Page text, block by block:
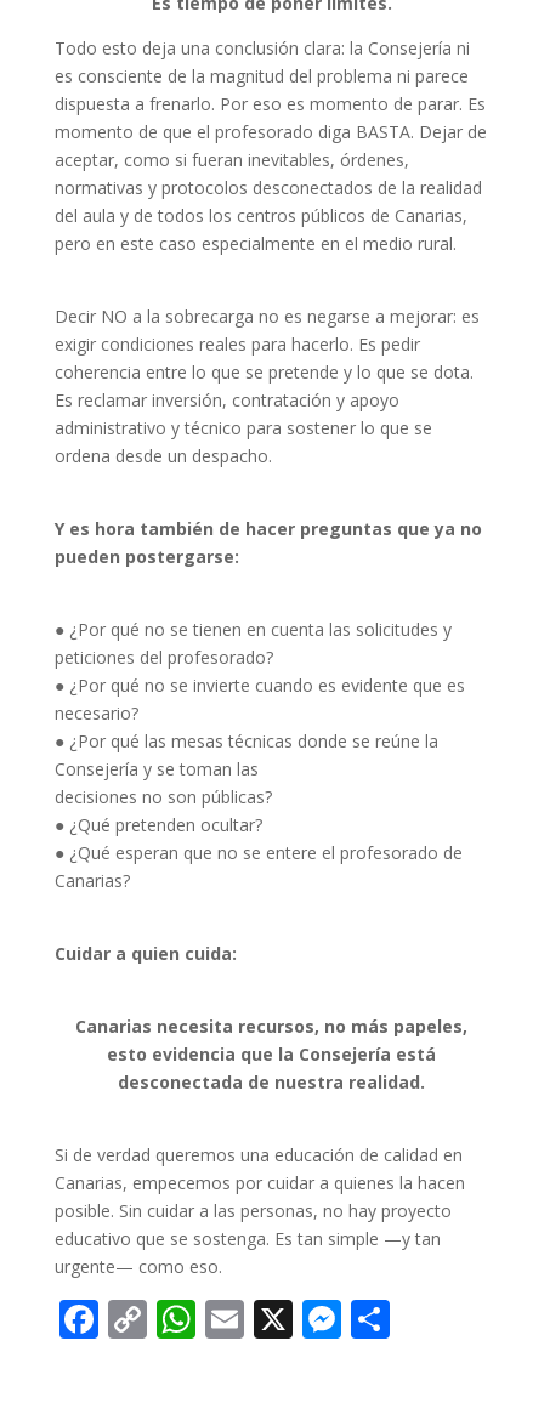
Todo esto deja una conclusión clara: la Consejería ni
es consciente de la magnitud del problema ni parece
dispuesta a frenarlo. Por eso es momento de parar. Es
momento de que el profesorado diga BASTA. Dejar de
aceptar, como si fueran inevitables, órdenes,
normativas y protocolos desconectados de la realidad
del aula y de todos los centros públicos de Canarias,
pero en este caso especialmente en el medio rural.
Decir NO a la sobrecarga no es negarse a mejorar: es
exigir condiciones reales para hacerlo. Es pedir
coherencia entre lo que se pretende y lo que se dota.
Es reclamar inversión, contratación y apoyo
administrativo y técnico para sostener lo que se
ordena desde un despacho.
Y es hora también de hacer preguntas que ya no
pueden postergarse:
● ¿Por qué no se tienen en cuenta las solicitudes y
peticiones del profesorado?
● ¿Por qué no se invierte cuando es evidente que es
necesario?
● ¿Por qué las mesas técnicas donde se reúne la
Consejería y se toman las
decisiones no son públicas?
● ¿Qué pretenden ocultar?
● ¿Qué esperan que no se entere el profesorado de
Canarias?
Cuidar a quien cuida:
Canarias necesita recursos, no más papeles,
esto evidencia que la Consejería está
desconectada de nuestra realidad.
Si de verdad queremos una educación de calidad en
Canarias, empecemos por cuidar a quienes la hacen
posible. Sin cuidar a las personas, no hay proyecto
educativo que se sostenga. Es tan simple —y tan
urgente— como eso.
F C W E X M C